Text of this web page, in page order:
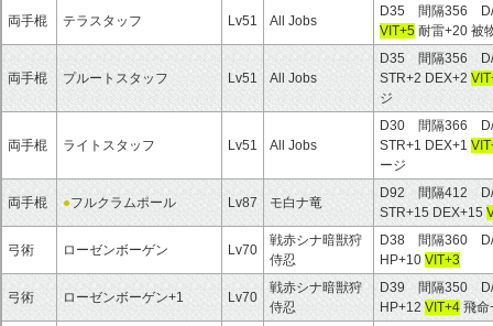
両手棍 テラスタッフ Lv51 All Jobs
D35 間隔356
VIT+5 耐雷+20 被
両手棍 プルートスタッフ Lv51 All Jobs
D35 間隔356
STR+2 DEX+2
ジ
両手棍 ライトスタッフ Lv51 All Jobs
D30 間隔366
STR+1 DEX+1
ージ
両手棍 ●フルクラムポール Lv87 モ白ナ竜
D92 間隔412
STR+15 DEX+15
弓術 ローゼンボーゲン Lv70
戦赤シナ暗獣狩
侍忍
D38 間隔360
HP+10 VIT+3
弓術 ローゼンボーゲン+1 Lv70
戦赤シナ暗獣狩
侍忍
D39 間隔350
HP+12 VIT+4 飛命